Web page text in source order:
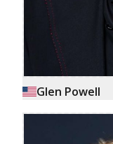
Glen Powell